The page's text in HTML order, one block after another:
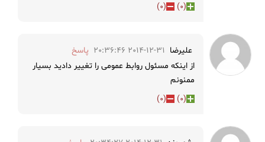
(
0
)
(
0
)
علیرضا 2014-12-31 20:36:46
پاسخ
از اینکه مسئول روابط عمومی را تغییر دادید بسیار
ممنونم
(
0
)
(
0
)